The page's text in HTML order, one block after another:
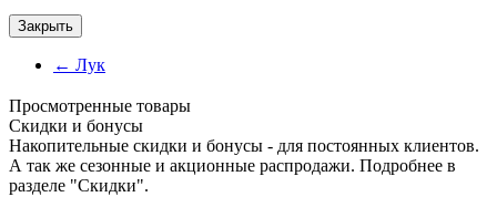
Закрыть
← Лук
Просмотренные товары
Cкидки и бонусы
Накопительные скидки и бонусы - для постоянных клиентов.
А так же сезонные и акционные распродажи. Подробнее в
разделе "Скидки".